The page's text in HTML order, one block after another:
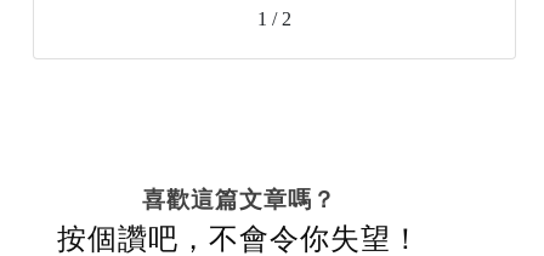
1 / 2
喜歡這篇文章嗎？
按個讚吧，不會令你失望！